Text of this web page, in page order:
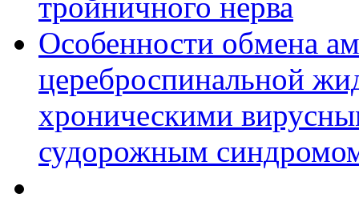
тройничного нерва
Особенности обмена
цереброспинальной
хроническими
судорожным